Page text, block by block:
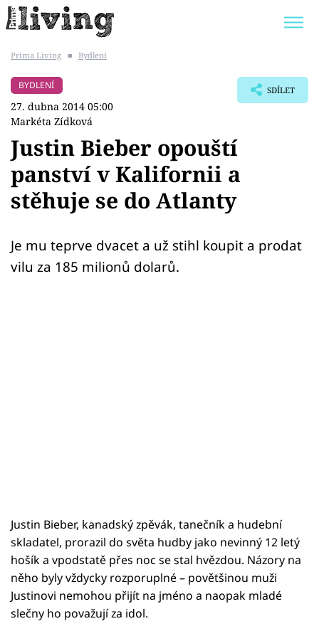
BYDLENÍ SLAVNÝCH
Témata
Bydlení
Zahrada
Prima Living ■ Bydlení
BYDLENÍ
27. dubna 2014 05:00
Markéta Zídková
SDÍLET
Justin Bieber opouští
panství v Kalifornii a
stěhuje se do Atlanty
Je mu teprve dvacet a už stihl koupit a prodat
vilu za 185 milionů dolarů.
Justin Bieber, kanadský zpěvák, tanečník a hudební
skladatel, prorazil do světa hudby jako nevinný 12 letý
hošík a vpodstatě přes noc se stal hvězdou. Názory na
něho byly vždycky rozporuplné – povětšinou muži
Justinovi nemohou přijít na jméno a naopak mladé
slečny ho považují za idol.